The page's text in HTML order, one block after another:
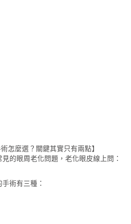
怎麼選？關鍵其實只有兩點】
的眼周老化問題，老化眼皮線上問：
術有三種：